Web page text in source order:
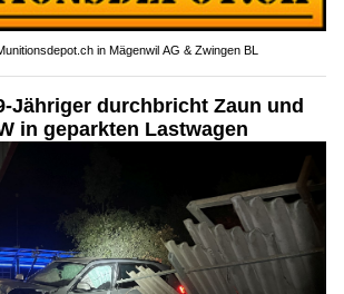
in Mägenwil AG & Zwingen BL
Jähriger durchbricht Zaun und
in geparkten Lastwagen